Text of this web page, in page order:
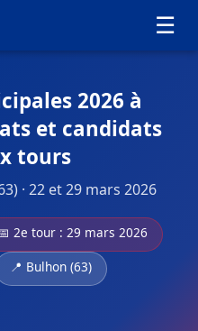
☰
2026 à
et candidats
tours
· 22 et 29 mars 2026
2e tour : 29 mars 2026
📍 Bulhon (63)